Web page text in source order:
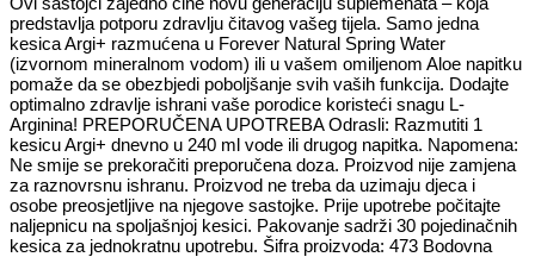
predstavlja potporu zdravlju čitavog vašeg tijela. Samo jedna
kesica Argi+ razmućena u Forever Natural Spring Water
(izvornom mineralnom vodom) ili u vašem omiljenom Aloe napitku
pomaže da se obezbjedi poboljšanje svih vaših funkcija. Dodajte
optimalno zdravlje ishrani vaše porodice koristeći snagu L-
Arginina! PREPORUČENA UPOTREBA Odrasli: Razmutiti 1
kesicu Argi+ dnevno u 240 ml vode ili drugog napitka. Napomena:
Ne smije se prekoračiti preporučena doza. Proizvod nije zamjena
za raznovrsnu ishranu. Proizvod ne treba da uzimaju djeca i
osobe preosjetljive na njegove sastojke. Prije upotrebe počitajte
naljepnicu na spoljašnjoj kesici. Pakovanje sadrži 30 pojedinačnih
kesica za jednokratnu upotrebu. Šifra proizvoda: 473 Bodovna